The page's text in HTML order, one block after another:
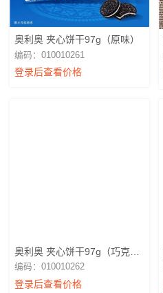
奥利奥 夹心饼干97g（原味）
编码：010010261
登录后查看价格
奥利奥 夹心饼干97g（巧克力
味）
编码：010010262
登录后查看价格